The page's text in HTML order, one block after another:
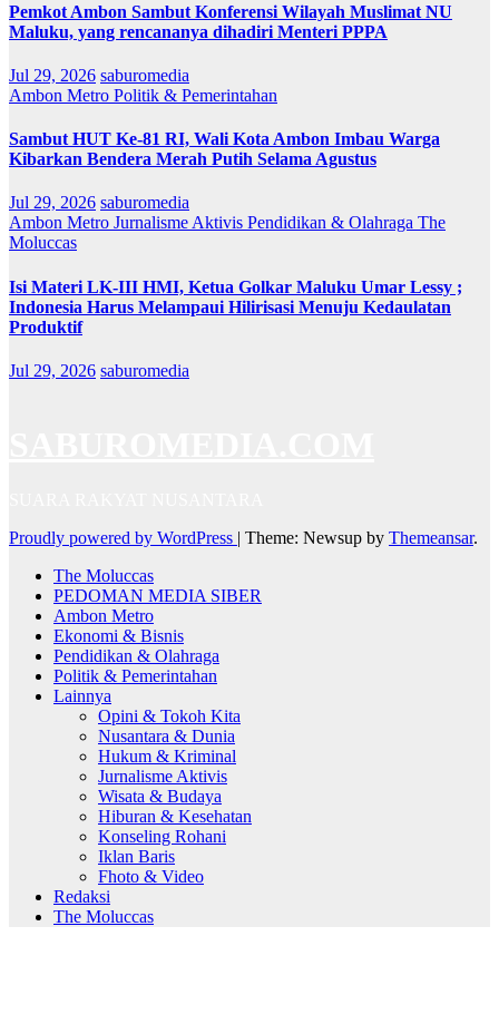
Pemkot Ambon Sambut Konferensi Wilayah Muslimat NU
Maluku, yang rencananya dihadiri Menteri PPPA
Jul 29, 2026 saburomedia
Ambon Metro Politik & Pemerintahan
Sambut HUT Ke-81 RI, Wali Kota Ambon Imbau Warga
Kibarkan Bendera Merah Putih Selama Agustus
Jul 29, 2026 saburomedia
Ambon Metro Jurnalisme Aktivis Pendidikan & Olahraga The
Moluccas
Isi Materi LK-III HMI, Ketua Golkar Maluku Umar Lessy ;
Indonesia Harus Melampaui Hilirisasi Menuju Kedaulatan
Produktif
Jul 29, 2026 saburomedia
Proudly powered by WordPress | Theme: Newsup by Themeansar.
The Moluccas
PEDOMAN MEDIA SIBER
Ambon Metro
Ekonomi & Bisnis
Pendidikan & Olahraga
Politik & Pemerintahan
Lainnya
Opini & Tokoh Kita
Nusantara & Dunia
Hukum & Kriminal
Jurnalisme Aktivis
Wisata & Budaya
Hiburan & Kesehatan
Konseling Rohani
Iklan Baris
Fhoto & Video
Redaksi
The Moluccas